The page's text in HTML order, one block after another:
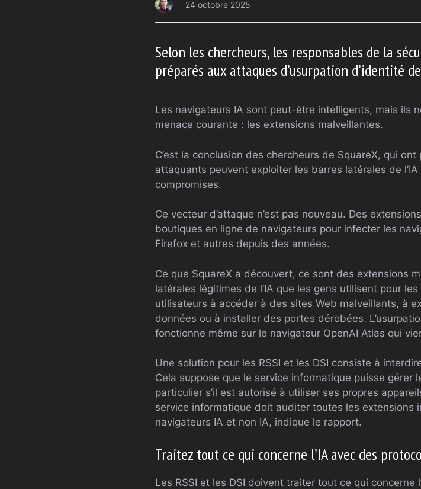
24 octobre 2025
Selon les chercheurs, les responsables de la
préparés aux attaques d’usurpation d’identité
Les navigateurs IA sont peut-être intelligents, mais ils
menace courante : les extensions malveillantes.
C’est la conclusion des chercheurs de SquareX, qui
attaquants peuvent exploiter les barres latérales de
compromises.
Ce vecteur d’attaque n’est pas nouveau. Des
boutiques en ligne de navigateurs pour infecter les
Firefox et autres depuis des années.
Ce que SquareX a découvert, ce sont des extensions
latérales légitimes de l’IA que les gens utilisent pour
utilisateurs à accéder à des sites Web malveillants, à
données ou à installer des portes dérobées.
fonctionne même sur le navigateur OpenAI Atlas qui
Une solution pour les RSSI et les DSI consiste à
Cela suppose que le service informatique puisse gérer
particulier s’il est autorisé à utiliser ses propres
service informatique doit auditer toutes les extensions
navigateurs IA et non IA, indique le rapport.
Traitez tout ce qui concerne l’IA avec des
Les RSSI et les DSI doivent traiter tout ce qui concerne